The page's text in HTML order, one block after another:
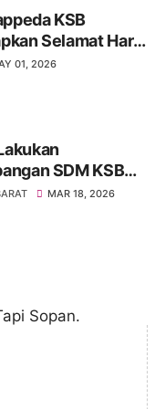
KSB
Selamat Hari
Nasional 2026
01, 2026
SDM KSB
Beasiswa
MAR 18, 2026
Sopan.